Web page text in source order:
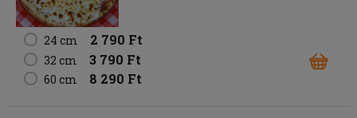
24 cm 2 790 Ft
32 cm 3 790 Ft
60 cm 8 290 Ft